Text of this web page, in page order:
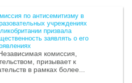
по антисемитизму в
учреждениях
призвала
заявлять о его
комиссия,
призывает к
в рамках более...